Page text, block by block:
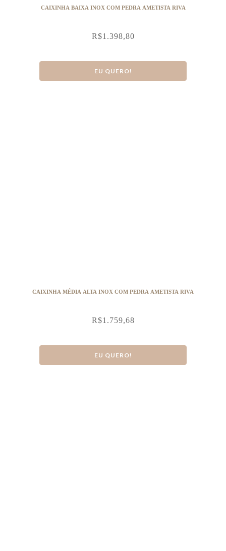
CAIXINHA BAIXA INOX COM PEDRA AMETISTA RIVA
R$1.398,80
EU QUERO!
CAIXINHA MÉDIA ALTA INOX COM PEDRA AMETISTA RIVA
R$1.759,68
EU QUERO!